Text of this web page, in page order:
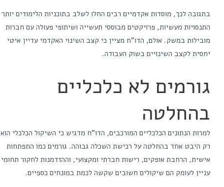
בתגובה לכך, מוסדות אקדמיים רבים החלו לשלב בתוכניות הלימודים יותר
התנסויות מעשיות, פרויקטים מבוססי תעשייה ושיתופי פעולה עם חברות
מובילות במשק. אולם, הדו"ח מציין כי קצב השינוי האקדמי עדיין איטי
יחסית לקצב השינויים בשוק העבודה.
גורמים לא כלכליים
בהחלטה
למרות הנתונים הכלכליים המורכבים, הדו"ח מדגיש כי השיקול הכלכלי הוא
רק היבט אחד בהחלטה על רכישת השכלה גבוהה. גורמים כמו התפתחות
אישית, הרחבת אופקים, רישות חברתי ומקצועי, וההזדמנות לחקור תחומי
עניין לעומק הם שיקולים חשובים שקשה לכמת במונחים כספיים.